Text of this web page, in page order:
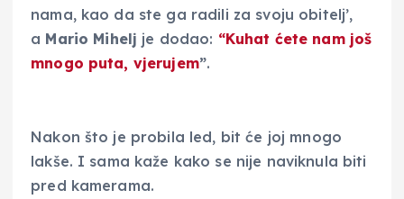
nama, kao da ste ga radili za svoju obitelj’,
a Mario Mihelj je dodao: “Kuhat ćete nam još
mnogo puta, vjerujem”.
Nakon što je probila led, bit će joj mnogo
lakše. I sama kaže kako se nije naviknula biti
pred kamerama.